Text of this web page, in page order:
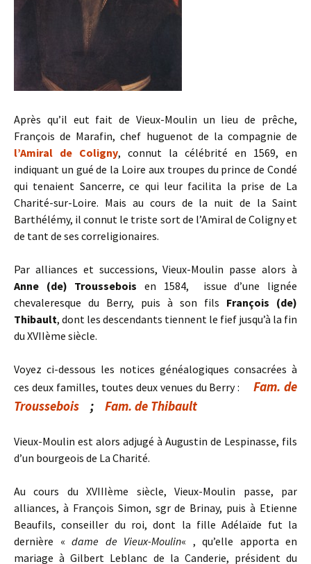
Après qu’il eut fait de Vieux-Moulin un lieu de prêche,
François de Marafin, chef huguenot de la compagnie de
l’Amiral de Coligny, connut la célébrité en 1569, en
indiquant un gué de la Loire aux troupes du prince de Condé
qui tenaient Sancerre, ce qui leur facilita la prise de La
Charité-sur-Loire. Mais au cours de la nuit de la Saint
Barthélémy, il connut le triste sort de l’Amiral de Coligny et
de tant de ses correligionaires.
Par alliances et successions, Vieux-Moulin passe alors à
Anne (de) Troussebois en 1584, issue d’une lignée
chevaleresque du Berry, puis à son fils François (de)
Thibault, dont les descendants tiennent le fief jusqu’à la fin
du XVIIème siècle.
Voyez ci-dessous les notices généalogiques consacrées à
ces deux familles, toutes deux venues du Berry :
Fam. de
Troussebois ; Fam. de Thibault
Vieux-Moulin est alors adjugé à Augustin de Lespinasse, fils
d’un bourgeois de La Charité.
Au cours du XVIIIème siècle, Vieux-Moulin passe, par
alliances, à François Simon, sgr de Brinay, puis à Etienne
Beaufils, conseiller du roi, dont la fille Adélaïde fut la
dernière « dame de Vieux-Moulin« , qu’elle apporta en
mariage à Gilbert Leblanc de la Canderie, président du